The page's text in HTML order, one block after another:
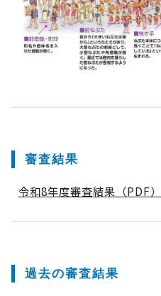
審査結果
令和8年度審査結果（PDF）
過去の審査結果